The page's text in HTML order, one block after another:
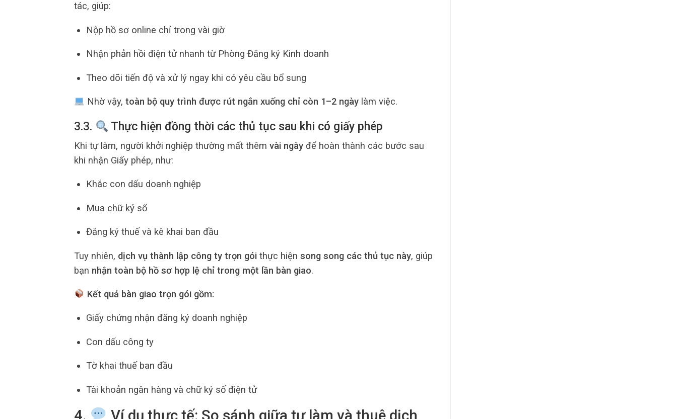
tác, giúp:
Nộp hồ sơ online chỉ trong vài giờ
Nhận phản hồi điện tử nhanh từ Phòng Đăng ký Kinh doanh
Theo dõi tiến độ và xử lý ngay khi có yêu cầu bổ sung
Nhờ vậy, toàn bộ quy trình được rút ngắn xuống chỉ còn 1–2 ngàylàm việc.
3.3. Thực hiện đồng thời các thủ tục sau khi có giấy phép
Khi tự làm, người khởi nghiệp thường mất thêm vài ngày để hoàn thành các bước sau
khi nhận Giấy phép, như:
Khắc con dấu doanh nghiệp
Mua chữ ký số
Đăng ký thuế và kê khai ban đầu
Tuy nhiên, dịch vụ thành lập công ty trọn gói thực hiện song song các thủ tục này, giúp
bạn nhận toàn bộ hồ sơ hợp lệ chỉ trong một lần bàn giao.
Kết quả bàn giao trọn gói gồm:
Giấy chứng nhận đăng ký doanh nghiệp
Con dấu công ty
Tờ khai thuế ban đầu
Tài khoản ngân hàng và chữ ký số điện tử
4. Ví dụ thực tế: So sánh giữa tự làm và thuê dịch